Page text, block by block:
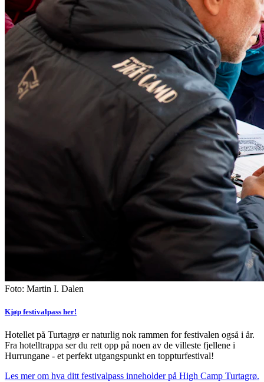
Foto: Martin I. Dalen
Kjøp festivalpass her!
Hotellet på Turtagrø er naturlig nok rammen for festivalen også i år.
Fra hotelltrappa ser du rett opp på noen av de villeste fjellene i
Hurrungane - et perfekt utgangspunkt en toppturfestival!
Les mer om hva ditt festivalpass inneholder på High Camp Turtagrø.